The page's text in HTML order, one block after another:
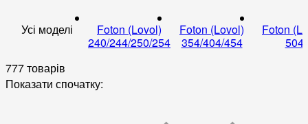
Усі моделі
Foton (Lovol)
240/244/250/254
Foton (Lovol)
354/404/454
Foton
504
777 товарів
Показати спочатку: